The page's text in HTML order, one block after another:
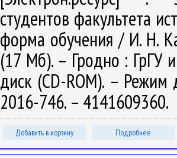
студентов факультета
форма обучения / И. Н.
(17 Мб). – Гродно : ГрГУ
диск (CD-ROM). –
2016-746. – 4141609360.
Добавить в корзину Подробнее